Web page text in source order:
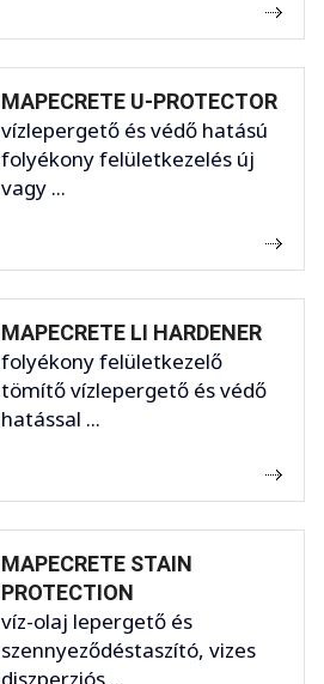
MAPECRETE U-PROTECTOR
vízlepergető és védő hatású
folyékony felületkezelés új
vagy ...
MAPECRETE LI HARDENER
folyékony felületkezelő
tömítő vízlepergető és védő
hatással ...
MAPECRETE STAIN
PROTECTION
víz-olaj lepergető és
szennyeződéstaszító, vizes
diszperziós ...